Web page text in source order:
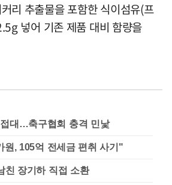
리 추출물을 포함한 식이섬유(프
넣어 기존 제품 대비 함량을
대…축구협회 충격 민낯
원, 105억 전세금 편취 사기"
친 장기하 직접 소환